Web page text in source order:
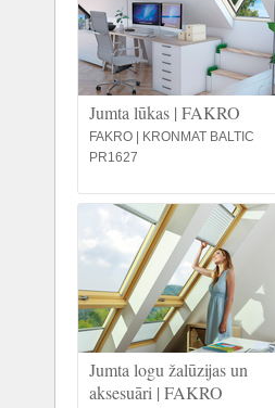
Jumta lūkas | FAKRO
FAKRO | KRONMAT BALTIC
PR1627
Jumta logu žalūzijas un
aksesuāri | FAKRO